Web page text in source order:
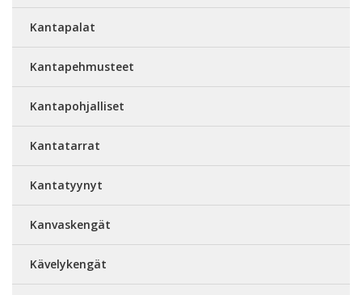
Kantapalat
Kantapehmusteet
Kantapohjalliset
Kantatarrat
Kantatyynyt
Kanvaskengät
Kävelykengät